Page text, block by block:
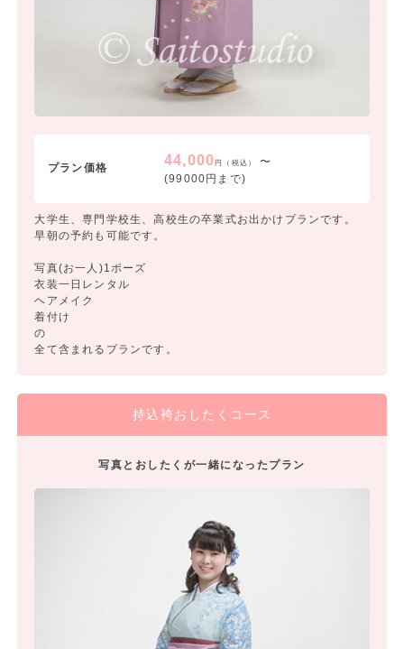
プラン価格 44,000円（税込）
〜
(99000円まで)
大学生、専門学校生、高校生の卒業式お出かけプランです。
早朝の予約も可能です。
写真(お一人)1ポーズ
衣装一日レンタル
ヘアメイク
着付け
の
全て含まれるプランです。
持込袴おしたくコース
写真とおしたくが一緒になったプラン